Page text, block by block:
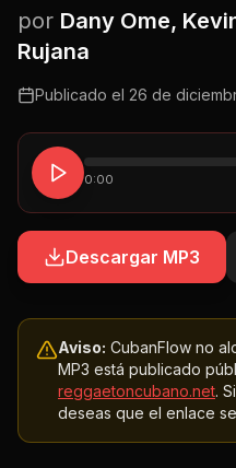
por Dany Ome,
Rujana
Publicado el 26 de
0:00
Descargar MP3
Aviso: CubanFlow no
MP3 está publicado
reggaetoncubano.net.
deseas que el enlace